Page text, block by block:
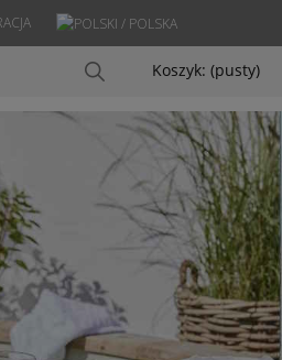
Koszyk: (pusty)